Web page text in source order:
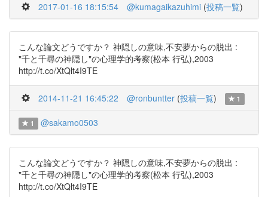
2017-01-16 18:15:54 @kumagaikazuhimi (投稿一覧)
こんな論文どうですか？ 神隠しの意味,不安夢からの脱出 :
"千と千尋の神隠し"の心理学的考察(松本 行弘),2003
http://t.co/XtQlt4I9TE
2014-11-21 16:45:22 @ronbuntter (投稿一覧) 1
1 @sakamo0503
こんな論文どうですか？ 神隠しの意味,不安夢からの脱出 :
"千と千尋の神隠し"の心理学的考察(松本 行弘),2003
http://t.co/XtQlt4I9TE